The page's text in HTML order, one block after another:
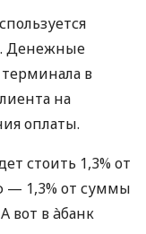
Денежные
терминала в
на
оплаты.
стоить 1,3% от
— 1,3% от суммы
вот в àбанк